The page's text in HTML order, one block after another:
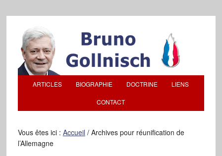
ARTICLES BIOGRAPHIE DOCTRINE LIENS
CONTACT
Vous êtes ici : Accueil /Archives pour réunification de
l’Allemagne